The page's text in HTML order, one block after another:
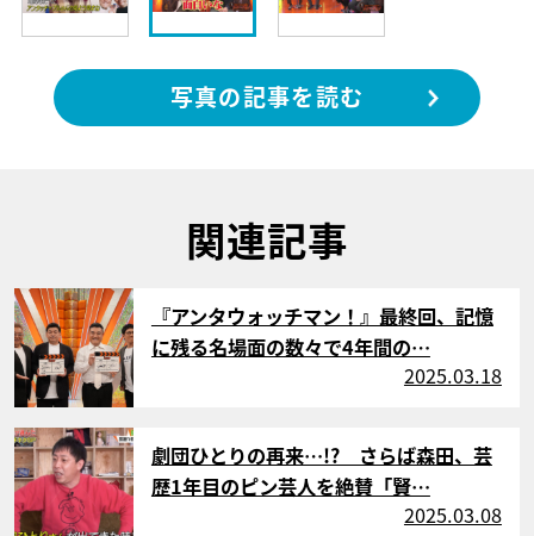
写真の記事を読む
関連記事
サムネイル
『アンタウォッチマン！』最終回、記憶
に残る名場面の数々で4年間の…
2025.03.18
サムネイル
劇団ひとりの再来…!? さらば森田、芸
歴1年目のピン芸人を絶賛「賢…
2025.03.08